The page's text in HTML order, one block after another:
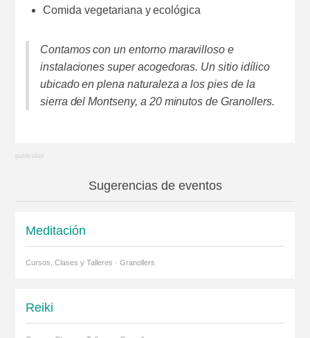
Comida vegetariana y ecológica
Contamos con un entorno maravilloso e
instalaciones super acogedoras. Un sitio idílico
ubicado en plena naturaleza a los pies de la
sierra del Montseny, a 20 minutos de Granollers.
Sugerencias de eventos
Meditación
Cursos, Clases y Talleres · Granollers
Reiki